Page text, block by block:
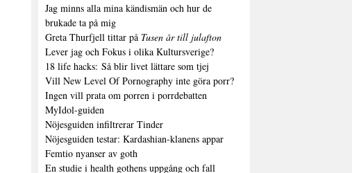
Jag minns alla mina kändismän och hur de
brukade ta på mig
Greta Thurfjell tittar på Tusen år till julafton
Lever jag och Fokus i olika Kultursverige?
18 life hacks: Så blir livet lättare som tjej
Vill New Level Of Pornography inte göra porr?
Ingen vill prata om porren i porrdebatten
MyIdol-guiden
Nöjesguiden infiltrerar Tinder
Nöjesguiden testar: Kardashian-klanens appar
Femtio nyanser av goth
En studie i health gothens uppgång och fall